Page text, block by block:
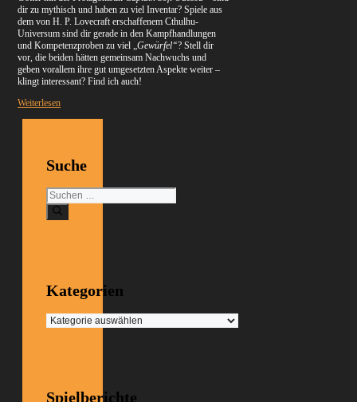
dir zu mythisch und haben zu viel Inventar? Spiele aus
dem von H. P. Lovecraft erschaffenem Cthulhu-
Universum sind dir gerade in den Kampfhandlungen
und Kompetenzproben zu viel „Gewürfel“? Stell dir
vor, die beiden hätten gemeinsam Nachwuchs und
geben vorallem ihre gut umgesetzten Aspekte weiter –
klingt interessant? Find ich auch!
Weiterlesen
Suche
Suchen
nach:
Kategorien
Kategorien
Spielberichte